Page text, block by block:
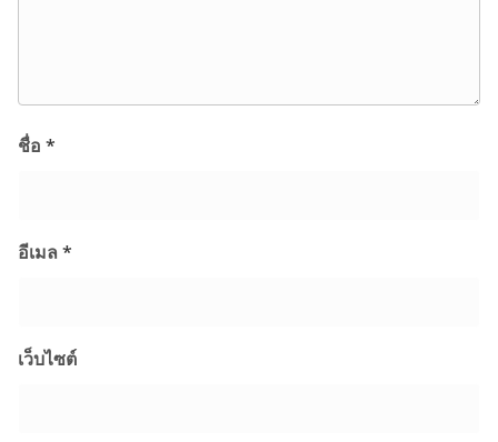
ชื่อ *
อีเมล *
เว็บไซต์